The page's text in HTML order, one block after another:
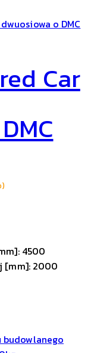
Car
4500
[mm]: 2000